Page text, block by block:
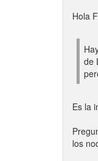
Hola
de
Es la
los